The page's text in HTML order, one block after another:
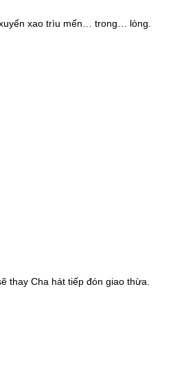
xao trìu mến… trong… lòng.
thay Cha hát tiếp đón giao thừa.